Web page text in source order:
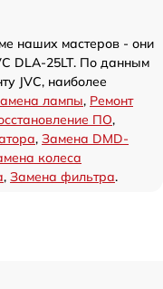
наших мастеров - они
DLA-25LT. По данным
JVC, наиболее
лампы, Ремонт
ПО,
, Замена DMD-
колеса
, Замена фильтра.